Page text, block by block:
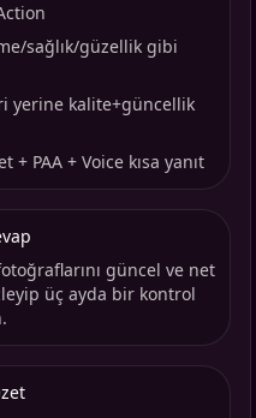
sağlık/güzellik gibi
yerine kalite+güncellik
+ PAA + Voice kısa yanıt
güncel ve net
üç ayda bir kontrol